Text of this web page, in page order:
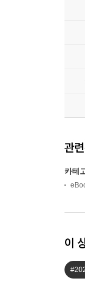
관
카테
이